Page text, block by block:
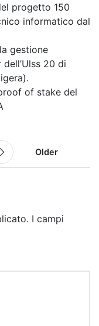
progetto 150
informatico dal
gestione
20 di
of stake del
Older
I campi